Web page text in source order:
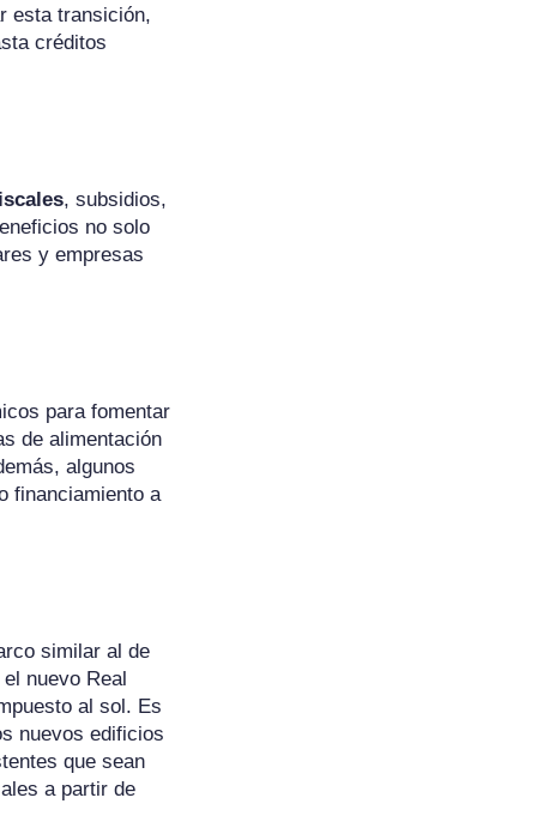
esta transición,
créditos
, subsidios,
no solo
y empresas
para fomentar
de alimentación
algunos
financiamiento a
similar al de
nuevo Real
al sol. Es
nuevos edificios
que sean
a partir de